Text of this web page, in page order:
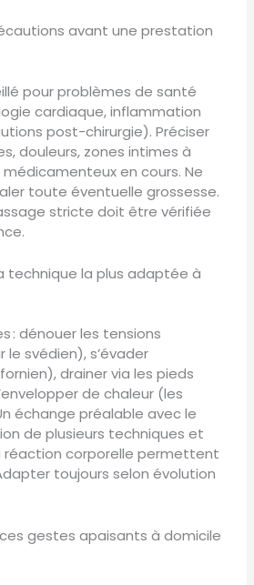
avant une prestation
pour problèmes de santé
cardiaque, inflammation
post-chirurgie). Préciser
douleurs, zones intimes à
en cours. Ne
toute éventuelle grossesse.
stricte doit être vérifiée
technique la plus adaptée à
: dénouer les tensions
le svédien), s’évader
drainer via les pieds
de chaleur (les
échange préalable avec le
de plusieurs techniques et
réaction corporelle permettent
toujours selon évolution
gestes apaisants à domicile